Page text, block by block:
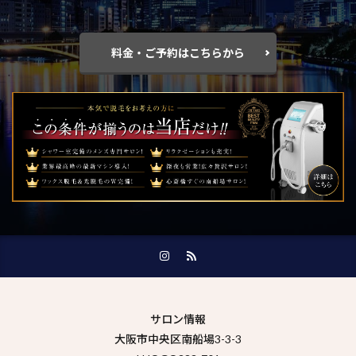
料金・ご予約はこちらから
サロン情報
大阪市中央区南船場3-3-3